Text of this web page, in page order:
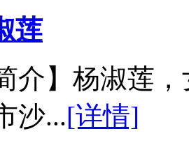
莲
介】杨淑莲
沙...[详情]